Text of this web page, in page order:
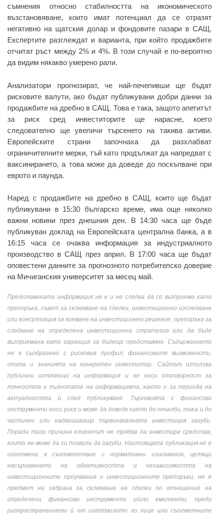
съмнения относно стабилността на икономическото
възстановяване, които имат потенциал да се отразят
негативно на щатския долар и фондовите пазари в САЩ.
Експертите разглеждат и варианта, при който продажбите
отчитат ръст между 2% и 4%. В този случай е по-вероятно
да видим някакво умерено рали.
Анализатори прогнозират, че най-печеливши ще бъдат
рисковите валути, ако бъдат публикувани добри данни за
продажбите на дребно в САЩ. Това е така, защото апетитът
за риск сред инвеститорите ще нарасне, което
следователно ще увеличи търсенето на такива активи.
Европейските страни започнаха да разхлабват
ограничителните мерки, тъй като продължат да напредват с
ваксинирането, а това може да доведе до поскъпване при
еврото и паунда.
Наред с продажбите на дребно в САЩ, които ще бъдат
публикувани в 15:30 българско време, има още няколко
важни новини през днешния ден. В 14:30 часа ще бъде
публикуван доклад на Европейската централна банка, а в
16:15 часа се очаква информация за индустриалното
производство в САЩ през април. В 17:00 часа ще бъдат
оповестени данните за прогнозното потребителско доверие
на Мичиганския университет за месец май.
Представената информация не е и не следва да се възприема като
препоръка, съвет за сключване на сделки, инвестиционно изследване
или консултация за вземане на инвестиционно решение, препоръка за
следване на определена инвестиционна стратегия или да бъде
възприемана като гаранция за бъдещо представяне. Съдържанието
не е съобразено с рисковия профил, финансовите възможности,
опита и знанията на конкретен инвеститор. Сайтът използва
публични източници на информация и не носи отговорност за
точността и пълнотата на информацията, както и за периода на
актуалността ѝ след публикуване. Търговията с финансови
инструменти носи риск и може да доведе както до печалби, така и до
частични или надвишаващи първоначалната инвестиция загуби.
Поради тази причина клиентът не трябва да инвестира средства,
които не може да си позволи да загуби. Настоящата публикация не е
изготвена в съответствие с нормативни изисквания, целящи
насърчаването на обективността и независимостта на
инвестиционните проучвания и инвестиционните препоръки, не е
предмет на забрана за сключване на сделки по отношение на
определени финансови инструменти и/или емитенти, преди
разпространението ѝ от изготвилото го лице или съответните